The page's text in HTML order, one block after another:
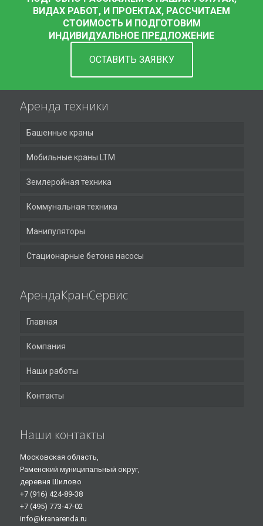
ВИДАХ РАБОТ, И ПРОЕКТАХ, РАССЧИТАЕМ
СТОИМОСТЬ И ПОДГОТОВИМ
ИНДИВИДУАЛЬНОЕ ПРЕДЛОЖЕНИЕ
ОСТАВИТЬ ЗАЯВКУ
Аренда техники
Башенные краны
Мобильные краны LTM
Землеройная техника
Коммунальная техника
Манипуляторы
Стационарные бетона насосы
АрендаКранСервис
Главная
Компания
Наши работы
Контакты
Наши контакты
Московская область,
Раменский муниципальный округ,
деревня Шилово
+7 (916) 424-89-38
+7 (495) 773-47-02
info@kranarenda.ru